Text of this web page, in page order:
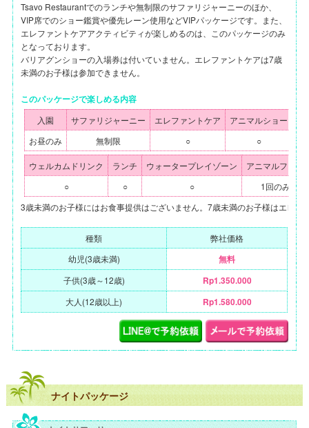
Tsavo Restaurantでのランチや無制限のサファリジャーニーのほか、
VIP席でのショー鑑賞や優先レーン使用などVIPパッケージです。また、
エレファントケアアクティビティが楽しめるのは、このパッケージのみ
となっております。
バリアグンショーの入場券は付いていません。エレファントケアは7歳
未満のお子様は参加できません。
このパッケージで楽しめる内容
入園
サファリジャーニー エレファントケア アニマルショー
お昼のみ
無制限 ○ ○
ウェルカムドリンク ランチ ウォータープレイゾーン
アニマルフォト
○
○ ○
1回のみ
3歳未満のお子様にはお食事提供はございません。7歳未満のお子様はエレフ
種類
弊社価格
幼児(3歳未満)
無料
子供(3歳～12歳)
Rp1.350.000
大人(12歳以上)
Rp1.580.000
ナイトパッケージ